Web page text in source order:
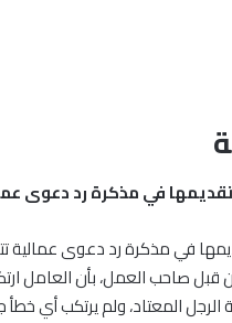
في مذكرة رد دعوى
في مذكرة رد دعوى
قبل صاحب العمل، بأن العامل
الرجل المعتاد، ولم يرتكب أي